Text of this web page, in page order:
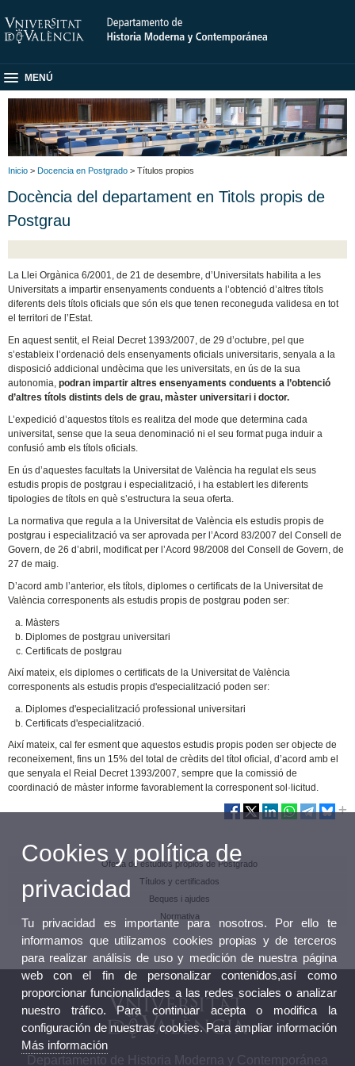
MENÚ
Inicio > Docencia en Postgrado > Títulos propios
Docència del departament en Titols propis de
Postgrau
La Llei Orgànica 6/2001, de 21 de desembre, d’Universitats habilita a les
Universitats a impartir ensenyaments conduents a l’obtenció d’altres títols
diferents dels títols oficials que són els que tenen reconeguda validesa en tot
el territori de l’Estat.
En aquest sentit, el Reial Decret 1393/2007, de 29 d’octubre, pel que
s’estableix l’ordenació dels ensenyaments oficials universitaris, senyala a la
disposició addicional undècima que les universitats, en ús de la sua
autonomia,podran impartir altres ensenyaments conduents a l’obtenció
d’altres títols distints dels de grau, màster universitari i doctor.
L’expedició d’aquestos títols es realitza del mode que determina cada
universitat, sense que la seua denominació ni el seu format puga induir a
confusió amb els títols oficials.
En ús d’aquestes facultats la Universitat de València ha regulat els seus
estudis propis de postgrau i especialització, i ha establert les diferents
tipologies de títols en què s’estructura la seua oferta.
La normativa que regula a la Universitat de València els estudis propis de
postgrau i especialització va ser aprovada per l’Acord 83/2007 del Consell de
Govern, de 26 d’abril, modificat per l’Acord 98/2008 del Consell de Govern, de
27 de maig.
D’acord amb l’anterior, els títols, diplomes o certificats de la Universitat de
València corresponents als estudis propis de postgrau poden ser:
Màsters
Diplomes de postgrau universitari
Certificats de postgrau
Així mateix, els diplomes o certificats de la Universitat de València
corresponents als estudis propis d'especialització poden ser:
Diplomes d'especialització professional universitari
Certificats d'especialització.
Així mateix, cal fer esment que aquestos estudis propis poden ser objecte de
reconeixement, fins un 15% del total de crèdits del títol oficial, d’acord amb el
que senyala el Reial Decret 1393/2007, sempre que la comissió de
coordinació de màster informe favorablement la corresponent sol·licitud.
Oferta de estudios propios de Postgrado
Títulos y certificados
Beques i ajudes
Normativa
Departamento de Historia Moderna y Contemporánea
Cookies y política de
privacidad
Tu privacidad es importante para nosotros. Por ello te
informamos que utilizamos cookies propias y de terceros
para realizar análisis de uso y medición de nuestra página
web con el fin de personalizar contenidos,así como
proporcionar funcionalidades a las redes sociales o analizar
nuestro tráfico. Para continuar acepta o modifica la
configuración de nuestras cookies. Para ampliar información
Más información